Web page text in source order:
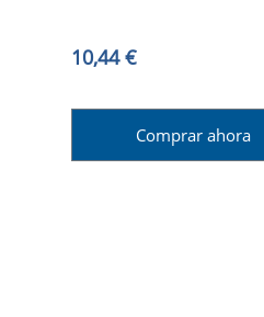
10,44 €
Comprar ahora